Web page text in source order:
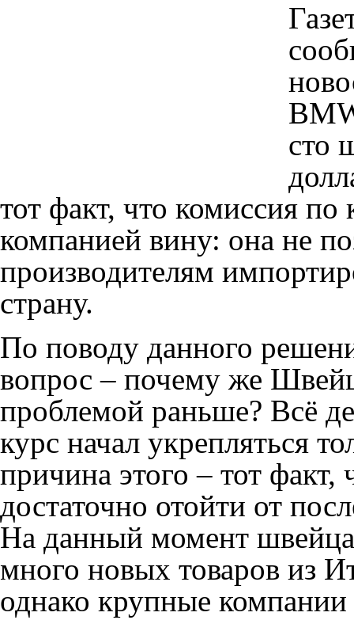
сто
тот факт, что комиссия по
компанией вину: она не
производителям
страну.
По поводу данного
вопрос – почему же
проблемой раньше? Всё
курс начал укрепляться
причина этого – тот факт,
достаточно отойти от
На данный момент
много новых товаров из
однако крупные